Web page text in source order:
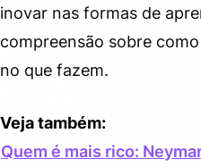
inteligência
5.
Por que o mercado
habilidade?
inovar nas formas de
compreensão sobre
no que fazem.
Veja também:
Quem é mais rico: